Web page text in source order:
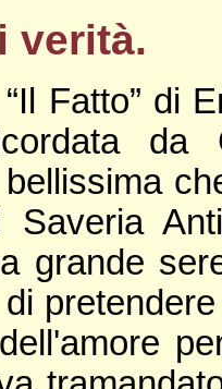
verità.
Fatto” di
da
grande